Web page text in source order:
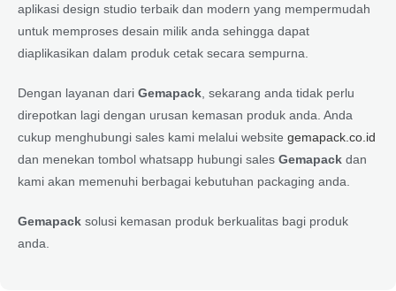
aplikasi design studio terbaik dan modern yang mempermudah
untuk memproses desain milik anda sehingga dapat
diaplikasikan dalam produk cetak secara sempurna.
Dengan layanan dari Gemapack , sekarang anda tidak perlu
direpotkan lagi dengan urusan kemasan produk anda. Anda
cukup menghubungi sales kami melalui website gemapack.co.id
dan menekan tombol whatsapp hubungi sales Gemapack dan
kami akan memenuhi berbagai kebutuhan packaging anda.
Gemapack solusi kemasan produk berkualitas bagi produk
anda.